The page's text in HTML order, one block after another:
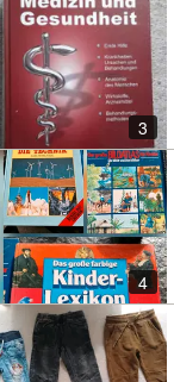
3
4